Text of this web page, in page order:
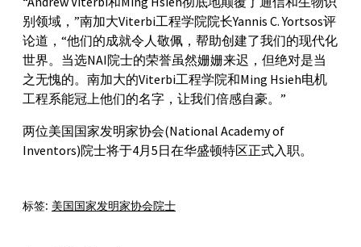
别领域，”南加大Viterbi工程学院院长Yannis C. Yortsos评
论道，“他们的成就令人敬佩，帮助创建了我们的现代化
世界。当选NAI院士的荣誉虽然姗姗来迟，但绝对是当
之无愧的。南加大的Viterbi工程学院和Ming Hsieh电机
工程系能冠上他们的名字，让我们倍感自豪。”
两位美国国家发明家协会(National Academy of
Inventors)院士将于4月5日在华盛顿特区正式入职。
标签: 美国国家发明家协会院士